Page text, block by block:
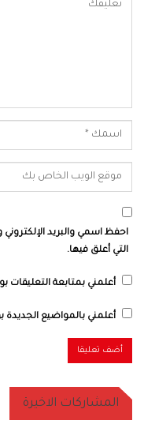
احفظ اسمي والبريد
التي أعلق فيها.
أعلمني بمتابعة التعليقات
أعلمني بالمواضيع الجديدة
المشاركات الاخيرة